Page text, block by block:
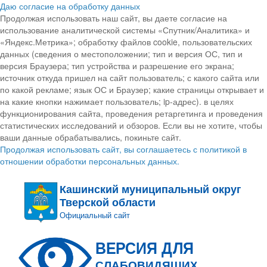
Даю согласие на обработку данных
Продолжая использовать наш сайт, вы даете согласие на
использование аналитической системы «Спутник/Аналитика» и
«Яндекс.Метрика»; обработку файлов cookie, пользовательских
данных (сведения о местоположении; тип и версия ОС, тип и
версия Браузера; тип устройства и разрешение его экрана;
источник откуда пришел на сайт пользователь; с какого сайта или
по какой рекламе; язык ОС и Браузер; какие страницы открывает и
на какие кнопки нажимает пользователь; ip-адрес). в целях
функционирования сайта, проведения ретаргетинга и проведения
статистических исследований и обзоров. Если вы не хотите, чтобы
ваши данные обрабатывались, покиньте сайт.
Продолжая использовать сайт, вы соглашаетесь с политикой в
отношении обработки персональных данных.